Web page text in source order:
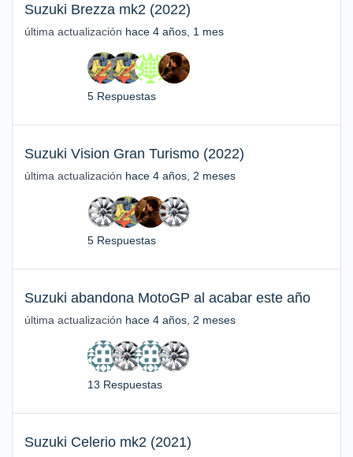
Suzuki Brezza mk2 (2022)
última actualización hace 4 años, 1 mes
5 Respuestas
Suzuki Vision Gran Turismo (2022)
última actualización hace 4 años, 2 meses
5 Respuestas
Suzuki abandona MotoGP al acabar este año
última actualización hace 4 años, 2 meses
13 Respuestas
Suzuki Celerio mk2 (2021)